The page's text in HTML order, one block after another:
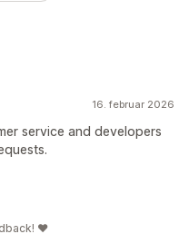
16. februar 2026
service and developers
♥️